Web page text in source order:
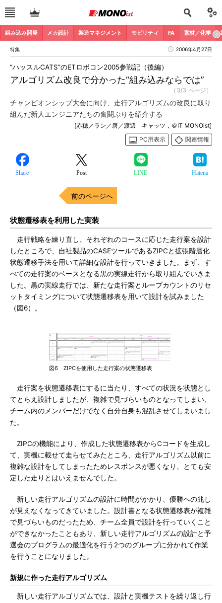
組み込み開発 メカ設計 製造マネジメント モビリティ FA 素材／化学
特集 2006年4月27日
アルゴリズム改良で分かった“組み込みならでは”
“ハッスルCATS”のETロボコン2005参戦記（後編）
（3/3 ページ）
チャンピオンシップ大会に向け、走行アルゴリズムの改良に取り
組んだ新人エンジニアたちの奮闘ぶりを紹介する
[赤穂／ラン／唐／渡辺 キャッツ，＠IT MONOist]
PC用表示
関連情報
Share Post LINE Hatena
前のページへ
状態遷移表を利用した実装
走行戦略を練り直し、それぞれのコースに応じた走行案を設計
したところで、自社製品のCASEツールであるZIPCと拡張階層化
状態遷移手法を用いて詳細な設計を行っていきました。まず、す
べての走行案のベースとなる黒の実線走行から取り組んでいきま
した。黒の実線走行では、新たな走行案とループカウントのリセ
ットタイミングについて状態遷移表を用いて設計を試みました
（図6）。
図6 ZIPCを使用した走行案の状態遷移表
走行案を状態遷移表にするに当たり、すべての状況を状態とし
てとらえ設計しましたが、複雑で見づらいものとなってしまい、
チーム内のメンバーだけでなく自分自身も混乱させてしまいまし
た。
ZIPCの機能により、作成した状態遷移表からCコードを生成し
て、実機に載せて走らせてみたところ、走行アルゴリズム以前に
複雑な設計をしてしまったためレスポンスが悪くなり、とても安
定した走りとはいえませんでした。
新しい走行アルゴリズムの設計に時間がかかり、優勝への兆し
が見えなくなってきていました。設計書となる状態遷移表が複雑
で見づらいものだったため、チーム全員で設計を行っていくこと
ができなかったこともあり、新しい走行アルゴリズムの設計と予
選会のプログラムの最適化を行う2つのグループに分かれて作業
を行うことになりました。
新規に作った走行アルゴリズム
新しい走行アルゴリズムでは、設計と実機テストを繰り返し行